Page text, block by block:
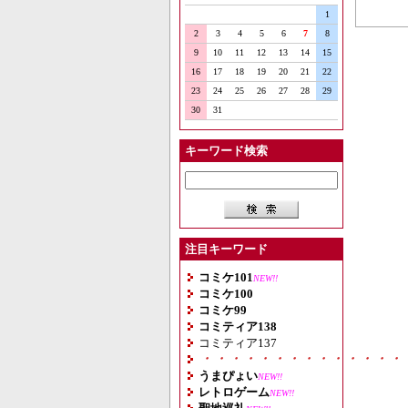
1
2
3 4 5 6 7
8
9
10 11 12 13 14
15
16
17 18 19 20 21
22
23
24 25 26 27 28
29
30
31
キーワード検索
注目キーワード
コミケ101 NEW!!
コミケ100
コミケ99
コミティア138
コミティア137
・・・・・・・・・・・・・・
うまぴょいNEW!!
レトロゲームNEW!!